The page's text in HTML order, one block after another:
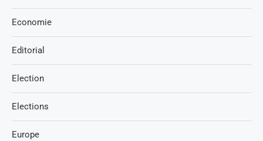
Economie
Editorial
Election
Elections
Europe